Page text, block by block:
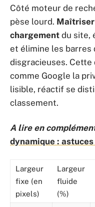
Côté moteur de
pèse lourd.
chargement du site,
et élimine les
disgracieuses.
comme Google la
lisible, réactif se
classement.
A lire en
dynamique :
Largeur
fixe (en
pixels)
Largeur
fluide
(%)